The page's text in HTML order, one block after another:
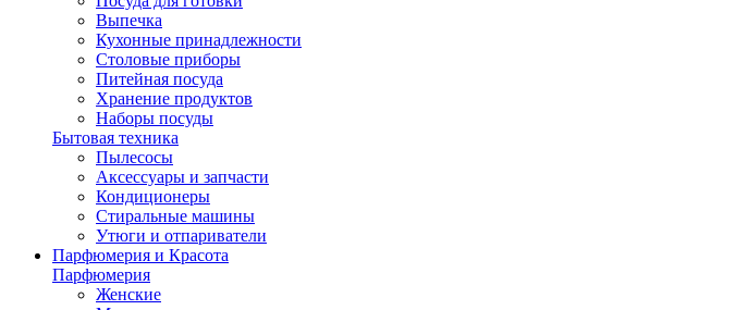
Выпечка
Кухонные принадлежности
Столовые приборы
Питейная посуда
Хранение продуктов
Наборы посуды
Бытовая техника
Пылесосы
Аксессуары и запчасти
Кондиционеры
Стиральные машины
Утюги и отпариватели
Парфюмерия и Красота
Парфюмерия
Женские